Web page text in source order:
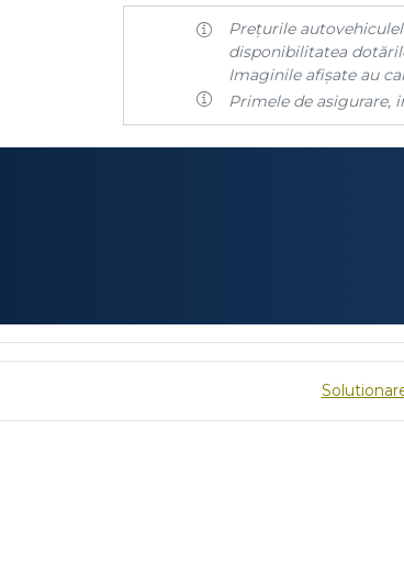
Prețurile
disponibilitatea
Imaginile afișate au
Primele de asigurare,